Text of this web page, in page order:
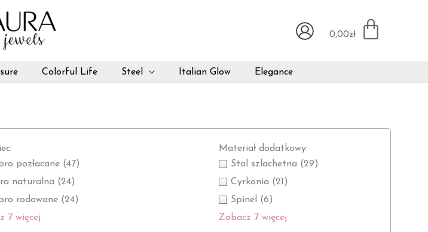
0,00zł
Colorful Life Steel Italian Glow Elegance
pozłacane (47)
naturalna (24)
rodowane (24)
7 więcej
Materiał dodatkowy:
Stal szlachetna (29)
Cyrkonia (21)
Spinel
(6)
Zobacz 7 więcej